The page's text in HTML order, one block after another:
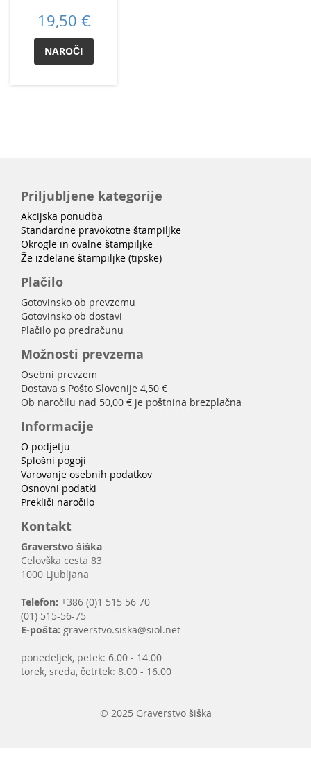
19,50 €
NAROČI
Priljubljene kategorije
Akcijska ponudba
Standardne pravokotne štampiljke
Okrogle in ovalne štampiljke
Že izdelane štampiljke (tipske)
Plačilo
Gotovinsko ob prevzemu
Gotovinsko ob dostavi
Plačilo po predračunu
Možnosti prevzema
Osebni prevzem
Dostava s Pošto Slovenije 4,50 €
Ob naročilu nad 50,00 € je poštnina brezplačna
Informacije
O podjetju
Splošni pogoji
Varovanje osebnih podatkov
Osnovni podatki
Prekliči naročilo
Kontakt
Graverstvo šiška
Celovška cesta 83
1000 Ljubljana
Telefon: +386 (0)1 515 56 70
(01) 515-56-75
E-pošta: graverstvo.siska@siol.net
ponedeljek, petek: 6.00 - 14.00
torek, sreda, četrtek: 8.00 - 16.00
© 2025 Graverstvo šiška